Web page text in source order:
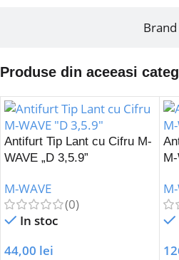
Brand
Produse din aceeasi
Antifurt Tip Lant cu Cifru M-
WAVE „D 3,5.9”
M-WAVE
(0)
In stoc
44,00 lei